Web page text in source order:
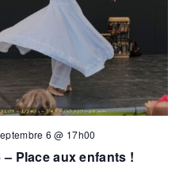
Place aux enfants !
6 @ 17h00